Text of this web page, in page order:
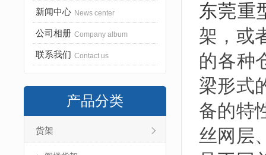
新闻中心 News center
公司相册 Company album
联系我们 Contact us
产品分类
货架
东莞重
架，或
的各种
梁形式
备的特
丝网层